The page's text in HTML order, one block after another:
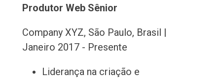
Produtor Web Sênior
Company XYZ, São Paulo, Brasil |
Janeiro 2017 - Presente
Liderança na criação e